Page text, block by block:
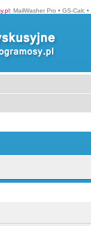
: MailWasher Pro • GS-Calc •